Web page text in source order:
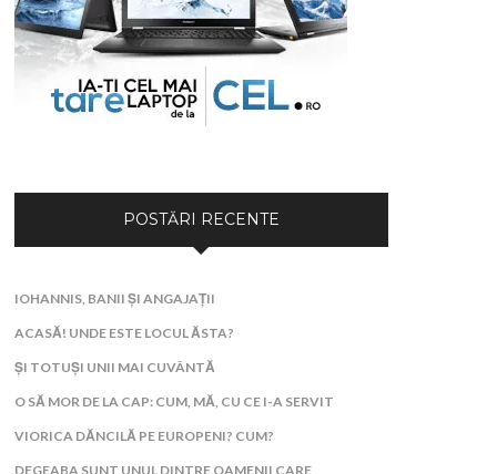
POSTĂRI RECENTE
IOHANNIS, BANII ȘI ANGAJAȚII
ACASĂ! UNDE ESTE LOCUL ĂSTA?
ȘI TOTUȘI UNII MAI CUVÂNTĂ
O SĂ MOR DE LA CAP: CUM, MĂ, CU CE I-A SERVIT
VIORICA DĂNCILĂ PE EUROPENI? CUM?
DEGEABA SUNT UNUL DINTRE OAMENII CARE